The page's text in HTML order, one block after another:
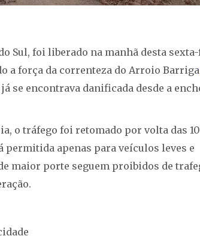
Sul, foi liberado na manhã desta
a força da correnteza do Arroio Barriga
se encontrava danificada desde a
o tráfego foi retomado por volta das
permitida apenas para veículos leves e
maior porte seguem proibidos de